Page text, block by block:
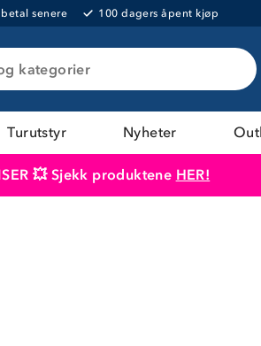
senere 100 dagers åpent kjøp
kategorier
Turutstyr Nyheter
💥 Sjekk produktene HER!